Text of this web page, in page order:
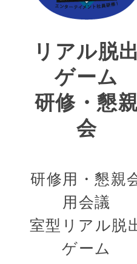
リアル脱
ゲーム
研修・懇
会
研修用・懇親
用会議
室型リアル脱
ゲーム